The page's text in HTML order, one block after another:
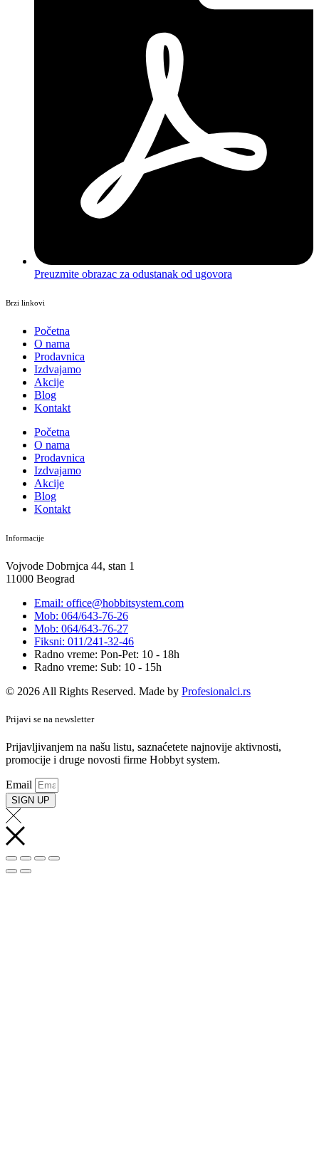
Preuzmite obrazac za odustanak od ugovora
Brzi linkovi
Početna
O nama
Prodavnica
Izdvajamo
Akcije
Blog
Kontakt
Početna
O nama
Prodavnica
Izdvajamo
Akcije
Blog
Kontakt
Informacije
Vojvode Dobrnjca 44, stan 1
11000 Beograd
Email: office@hobbitsystem.com
Mob: 064/643-76-26
Mob: 064/643-76-27
Fiksni: 011/241-32-46
Radno vreme: Pon-Pet: 10 - 18h
Radno vreme: Sub: 10 - 15h
© 2026 All Rights Reserved. Made by Profesionalci.rs
Prijavi se na newsletter
Prijavljivanjem na našu listu, saznaćetete najnovije aktivnosti,
promocije i druge novosti firme Hobbyt system.
Email
SIGN UP